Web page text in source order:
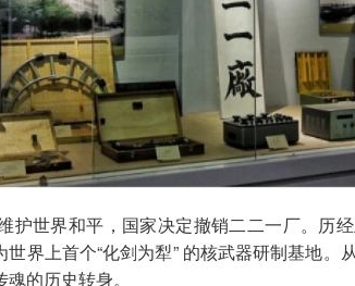
护世界和平，国家决定撤销二二一厂。历
世界上首个“化剑为犁” 的核武器研制基地。
的历史转身。